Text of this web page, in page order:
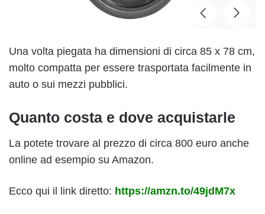
Una volta piegata ha dimensioni di circa 85 x 78 cm,
molto compatta per essere trasportata facilmente in
auto o sui mezzi pubblici.
Quanto costa e dove acquistarle
La potete trovare al prezzo di circa 800 euro anche
online ad esempio su Amazon.
Ecco qui il link diretto: https://amzn.to/49jdM7x